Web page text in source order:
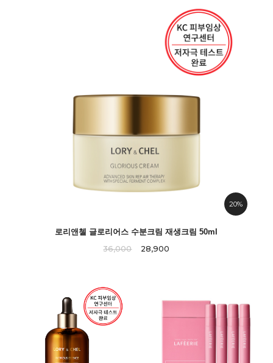
20%
로리앤첼 글로리어스 수분크림 재생크림 50ml
36,000
28,900